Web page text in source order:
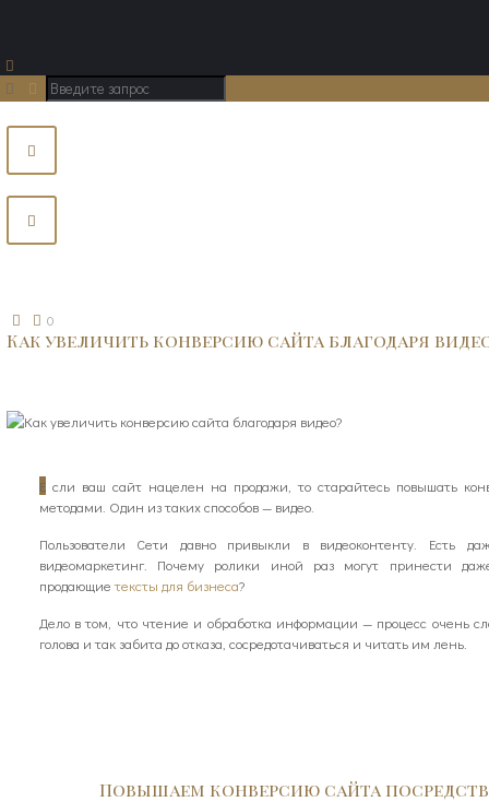
0
Как увеличить конверсию сайта благодаря
Если ваш сайт нацелен на продажи, то старайтесь повышать
методами. Один из таких способов — видео.
Пользователи Сети давно привыкли в видеоконтенту. Есть
видеомаркетинг. Почему ролики иной раз могут принести
продающиетексты для бизнеса?
Дело в том, что чтение и обработка информации — процесс очень
голова и так забита до отказа, сосредотачиваться и читать им лень.
Повышаем конверсию сайта